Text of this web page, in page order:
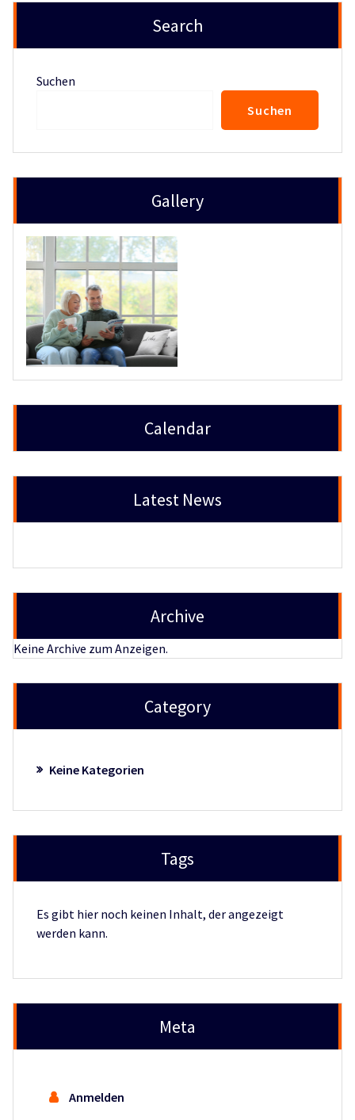
Search
Suchen
Suchen
Gallery
Calendar
Latest News
Archive
Keine Archive zum Anzeigen.
Category
Keine Kategorien
Tags
Es gibt hier noch keinen Inhalt, der angezeigt
werden kann.
Meta
Anmelden